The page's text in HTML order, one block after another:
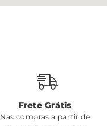
Frete Grátis
Nas compras a partir de